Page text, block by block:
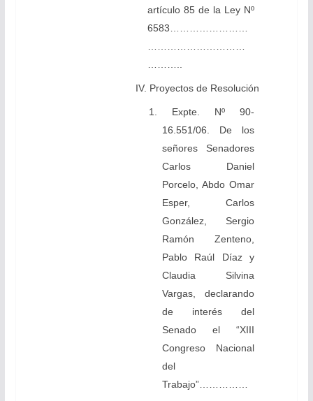
artículo 85 de la Ley Nº
6583……………………
…………………………
………..
IV. Proyectos de Resolución
1. Expte. Nº 90-
16.551/06. De los
señores Senadores
Carlos Daniel
Porcelo, Abdo Omar
Esper, Carlos
González, Sergio
Ramón Zenteno,
Pablo Raúl Díaz y
Claudia Silvina
Vargas, declarando
de interés del
Senado el “XIII
Congreso Nacional
del
Trabajo”……………